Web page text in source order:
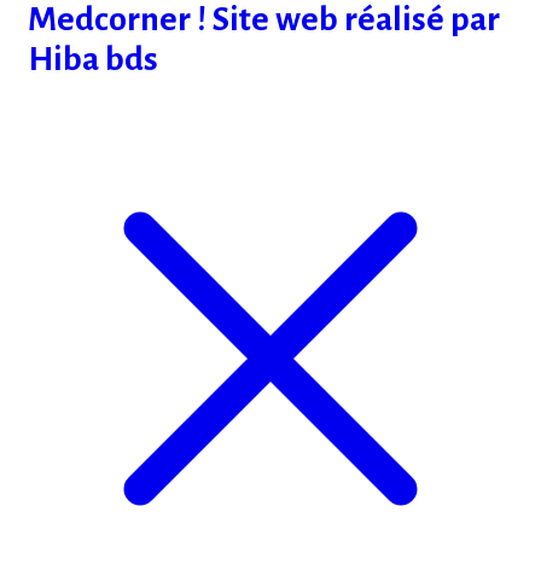
Medcorner ! Site web réalisé par
Hiba bds